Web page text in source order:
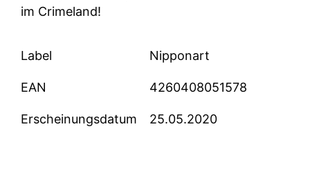
im Crimeland!
Label Nipponart
EAN 4260408051578
Erscheinungsdatum 25.05.2020